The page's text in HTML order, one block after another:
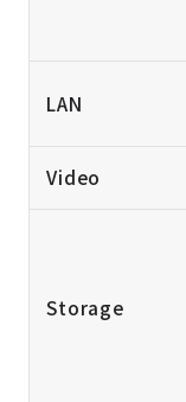
LAN
Video
Storage